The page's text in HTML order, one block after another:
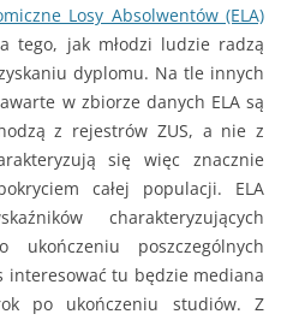
Losy Absolwentów (ELA)
tego, jak młodzi ludzie radzą
dyplomu. Na tle innych
w zbiorze danych ELA są
z rejestrów ZUS, a nie z
się więc znacznie
całej populacji. ELA
charakteryzujących
ukończeniu poszczególnych
interesować tu będzie mediana
po ukończeniu studiów. Z